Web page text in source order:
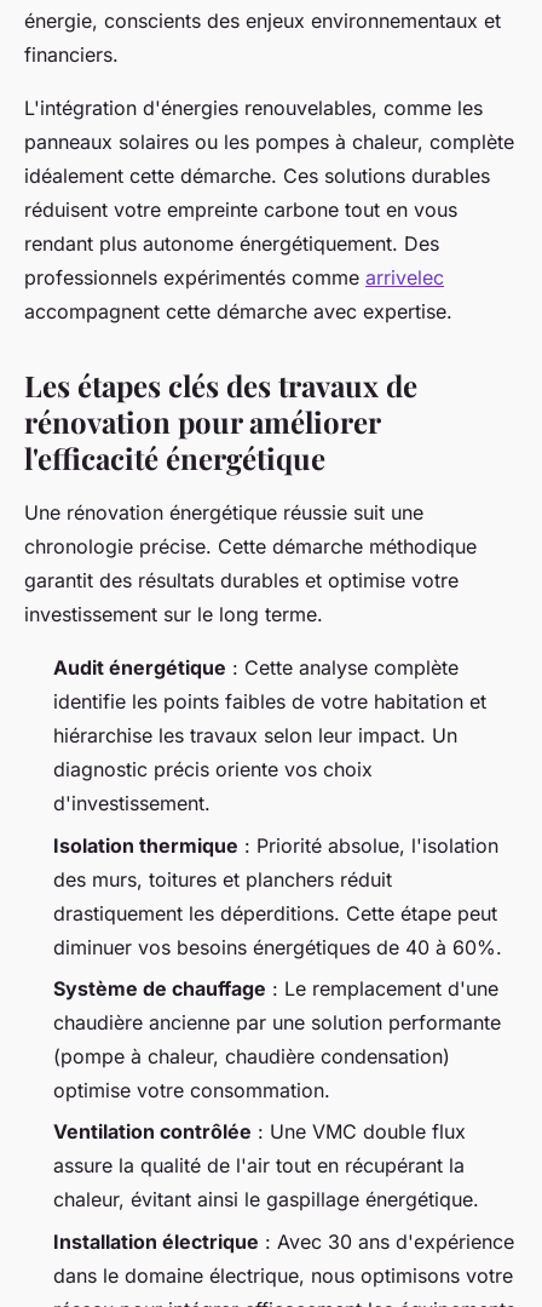
énergie, conscients des enjeux environnementaux et
financiers.
L'intégration d'énergies renouvelables, comme les
panneaux solaires ou les pompes à chaleur, complète
idéalement cette démarche. Ces solutions durables
réduisent votre empreinte carbone tout en vous
rendant plus autonome énergétiquement. Des
professionnels expérimentés comme arrivelec
accompagnent cette démarche avec expertise.
Les étapes clés des travaux de
rénovation pour améliorer
l'efficacité énergétique
Une rénovation énergétique réussie suit une
chronologie précise. Cette démarche méthodique
garantit des résultats durables et optimise votre
investissement sur le long terme.
Audit énergétique : Cette analyse complète
identifie les points faibles de votre habitation et
hiérarchise les travaux selon leur impact. Un
diagnostic précis oriente vos choix
d'investissement.
Isolation thermique : Priorité absolue, l'isolation
des murs, toitures et planchers réduit
drastiquement les déperditions. Cette étape peut
diminuer vos besoins énergétiques de 40 à 60%.
Système de chauffage : Le remplacement d'une
chaudière ancienne par une solution performante
(pompe à chaleur, chaudière condensation)
optimise votre consommation.
Ventilation contrôlée : Une VMC double flux
assure la qualité de l'air tout en récupérant la
chaleur, évitant ainsi le gaspillage énergétique.
Installation électrique : Avec 30 ans d'expérience
dans le domaine électrique, nous optimisons votre